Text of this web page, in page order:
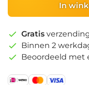
In
Gratis
Binnen 2
Beoordeeld met